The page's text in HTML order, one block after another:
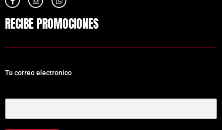
RECIBE PROMOCIONES
Tu correo electronico